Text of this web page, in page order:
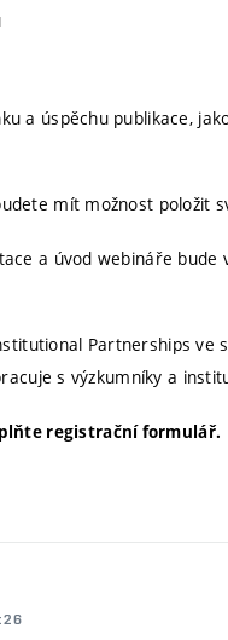
a úspěchu publikace,
mít možnost položit
a úvod webináře bude
Partnerships ve
s výzkumníky a
registrační formulář.